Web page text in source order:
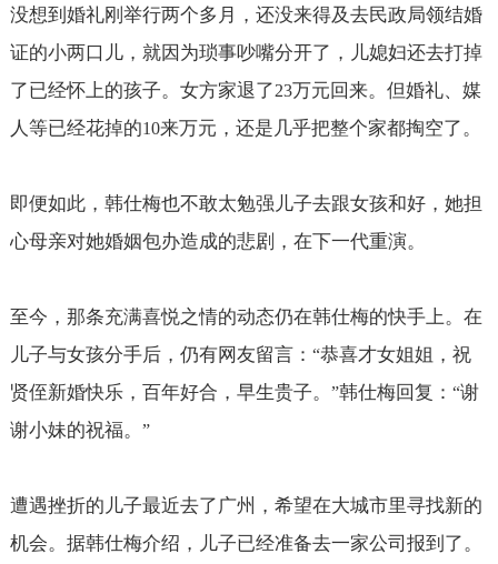
没想到婚礼刚举行两个多月，还没来得及去民政局领结婚
证的小两口儿，就因为琐事吵嘴分开了，儿媳妇还去打掉
了已经怀上的孩子。女方家退了23万元回来。但婚礼、媒
人等已经花掉的10来万元，还是几乎把整个家都掏空了。
即便如此，韩仕梅也不敢太勉强儿子去跟女孩和好，她担
心母亲对她婚姻包办造成的悲剧，在下一代重演。
至今，那条充满喜悦之情的动态仍在韩仕梅的快手上。在
儿子与女孩分手后，仍有网友留言： “恭喜才女姐姐，祝
贤侄新婚快乐，百年好合，早生贵子。 ”韩仕梅回复： “谢
谢小妹的祝福。 ”
遭遇挫折的儿子最近去了广州，希望在大城市里寻找新的
机会。据韩仕梅介绍，儿子已经准备去一家公司报到了。